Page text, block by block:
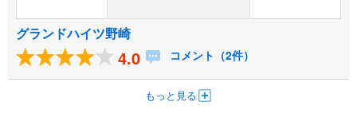
グランドハイツ野崎
4.0 コメント（2件）
もっと見る